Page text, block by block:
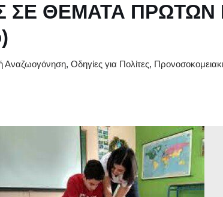
ΣΕ ΘΕΜΑΤΑ ΠΡΩΤΩΝ
Αναζωογόνηση, Οδηγίες για Πολίτες,